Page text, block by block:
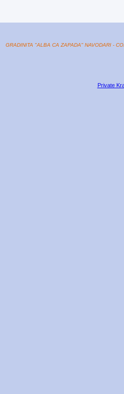
GRADINITA "ALBA CA ZAPADA" NAVODARI -
Private